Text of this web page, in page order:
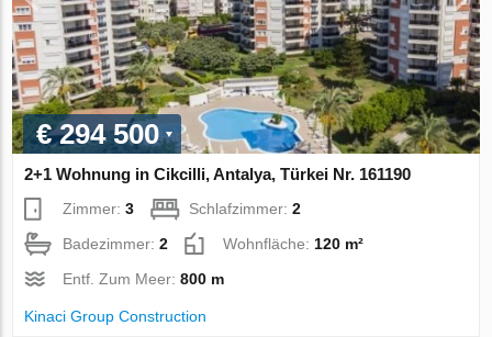
€ 294 500
2+1 Wohnung in Cikcilli, Antalya, Türkei Nr. 161190
Zimmer:3 Schlafzimmer:2
Badezimmer:2 Wohnfläche: 120 m²
Entf. Zum Meer:800 m
Kinaci Group Construction